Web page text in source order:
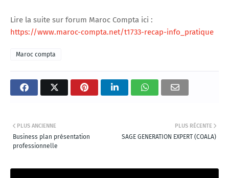
Lire la suite sur forum Maroc Compta ici :
https://www.maroc-compta.net/t1733-recap-info_pratique
Maroc compta
PLUS RÉCENTE
SAGE GENERATION EXPERT (COALA)
PLUS ANCIENNE
Business plan présentation
professionnelle